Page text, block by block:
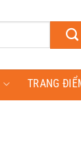
TRANG